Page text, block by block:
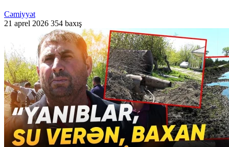
Cəmiyyət
21 aprel 2026 354 baxış